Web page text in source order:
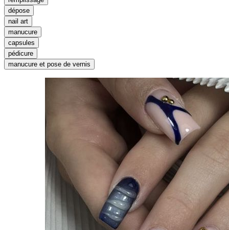
dépose
nail art
manucure
capsules
pédicure
manucure et pose de vernis